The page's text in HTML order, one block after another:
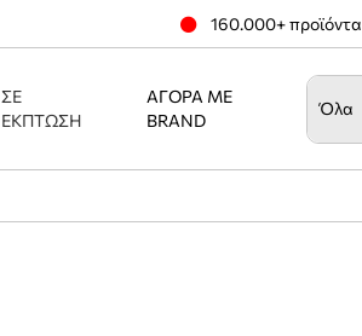
160.000+ προϊόντα
ΣΕ
ΈΚΠΤΩΣΗ
ΑΓΟΡΆ ΜΕ
BRAND
Όλα